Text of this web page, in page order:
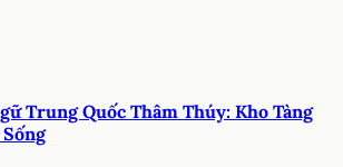
Trung Quốc Thâm Thúy: Kho Tàng